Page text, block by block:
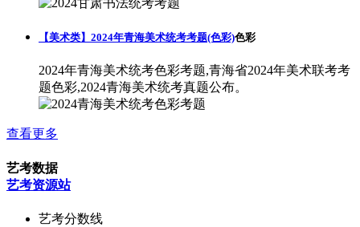
【美术类】2024年青海美术统考考题(色彩)色彩
2024年青海美术统考色彩考题,青海省2024年美术联考考
题色彩,2024青海美术统考真题公布。
查看更多
艺考数据
艺考资源站
艺考分数线